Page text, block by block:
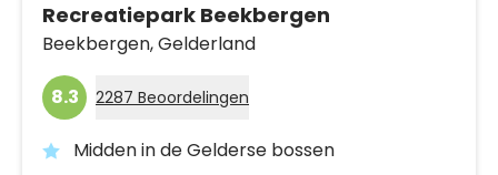
Recreatiepark Beekbergen
Beekbergen,Gelderland
8.3 2287 Beoordelingen
Midden in de Gelderse bossen